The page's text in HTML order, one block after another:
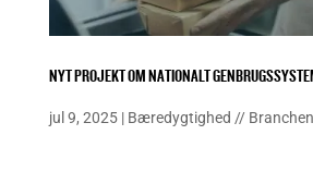
NYT PROJEKT OM NATIONALT
jul 9, 2025| Bæredygtighed // Branchen